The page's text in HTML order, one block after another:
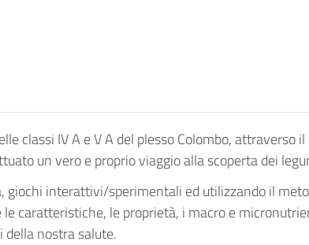
classi IV A e V A del plesso Colombo, attraverso
un vero e proprio viaggio alla scoperta dei
giochi interattivi/sperimentali ed utilizzando il
le caratteristiche, le proprietà, i macro e
della nostra salute.